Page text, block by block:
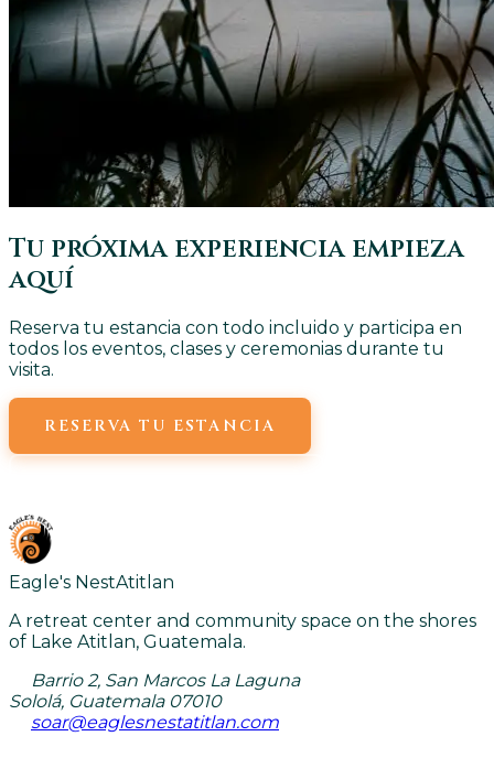
Tu próxima experiencia empieza
aquí
Reserva tu estancia con todo incluido y participa en
todos los eventos, clases y ceremonias durante tu
visita.
RESERVA TU ESTANCIA
Eagle's NestAtitlan
A retreat center and community space on the shores
of Lake Atitlan, Guatemala.
Barrio 2, San Marcos La Laguna
Sololá, Guatemala 07010
soar@eaglesnestatitlan.com